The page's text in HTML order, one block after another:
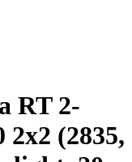
RT 2-
2x2 (2835,